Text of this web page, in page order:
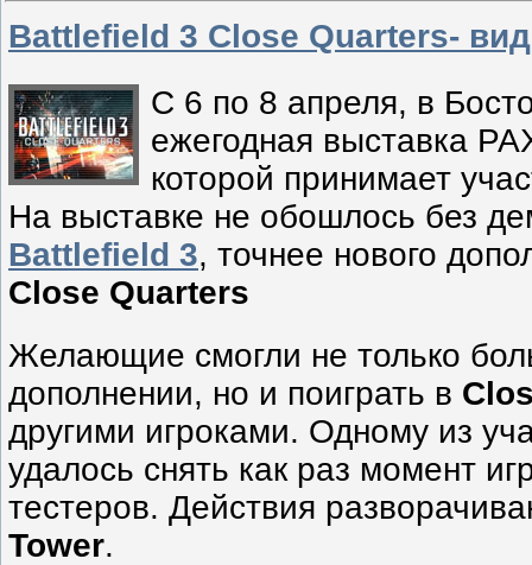
Battlefield 3 Close Quarters-
С 6 по 8 апреля, в
ежегодная выставка
которой принимает
На выставке не обошлось без
Battlefield 3, точнее нового
Close Quarters
Желающие смогли не только
дополнении, но и поиграть в
другими игроками. Одному из
удалось снять как раз момент
тестеров. Действия
Tower.